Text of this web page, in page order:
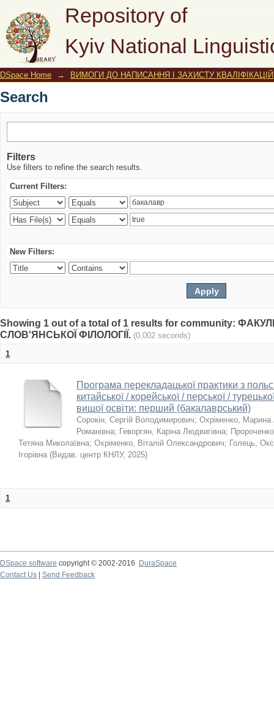
Repository of
Kyiv National
Search
DSpace Home → ВИМОГИ ДО НАПИСАННЯ І ЗАХИСТУ
Search
Filters
Use filters to refine the search results.
Current Filters:
New Filters:
Showing 1 out of a total of 1 results for community:
СЛОВ'ЯНСЬКОЇ ФІЛОЛОГІЇ. (0.002 seconds)
1
Програма перекладацької практики з
китайської / корейської / перської /
вищої освіти: перший (бакалаврський)
Сорокін, Сергій Володимирович; Охріменко, Марина
Романівна; Геворгян, Каріна Людвигівна;
Тетяна Миколаївна; Охріменко, Віталій Олександрович; Голець,
Ігорівна (Видав. центр КНЛУ, 2025)
1
DSpace software copyright © 2002-2016
DuraSpace
Contact Us
Send Feedback